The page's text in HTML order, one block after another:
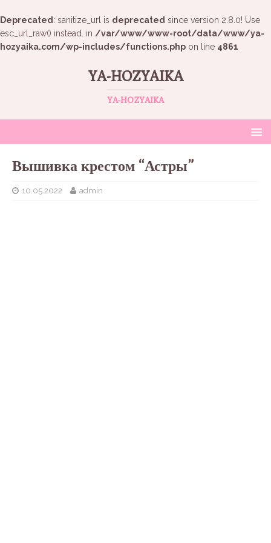
Deprecated : sanitize_url is deprecated since version 2.8.0! Use
esc_url_raw() instead. in /var/www/www-root/data/www/ya-
hozyaika.com/wp-includes/functions.php on line 4861
YA-HOZYAIKA
YA-HOZYAIKA
Вышивка крестом “Астры”
10.05.2022 admin